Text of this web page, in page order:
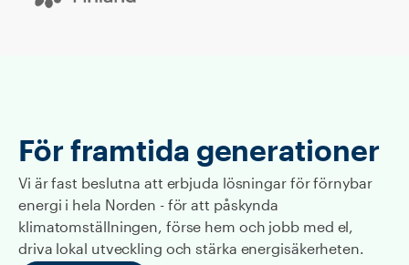
För framtida generationer
Vi är fast beslutna att erbjuda lösningar för förnybar
energi i hela Norden - för att påskynda
klimatomställningen, förse hem och jobb med el,
driva lokal utveckling och stärka energisäkerheten.